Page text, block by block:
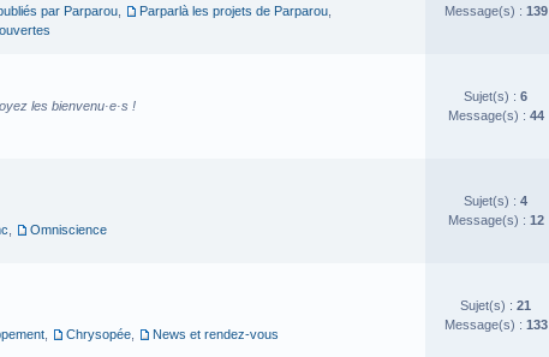
par Parparou Parparlà les projets de Parparou
Message(s) : 139
les bienvenu·e·s !
Sujet(s) : 6
Message(s) : 44
Omniscience
Sujet(s) : 4
Message(s) : 12
Chrysopée News et rendez-vous
Sujet(s) : 21
Message(s) : 133